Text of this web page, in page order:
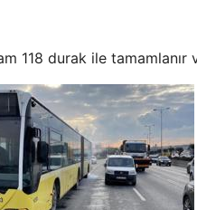
118 durak ile